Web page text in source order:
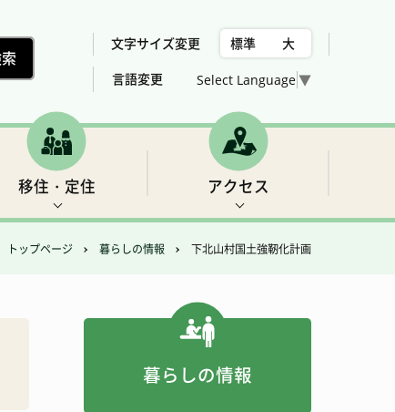
文字サイズ変更 標準 大
言語変更 Select Language▼
村の位置、気候
下北山村議会委員会構成
女性活躍推進法について
税金
世界遺産2 三重の滝
移住・定住
売却、賃貸可能な住宅用地・建物の紹介
アクセス
トップページ 暮らしの情報 下北山村国土強靭化計画
暮らしの情報